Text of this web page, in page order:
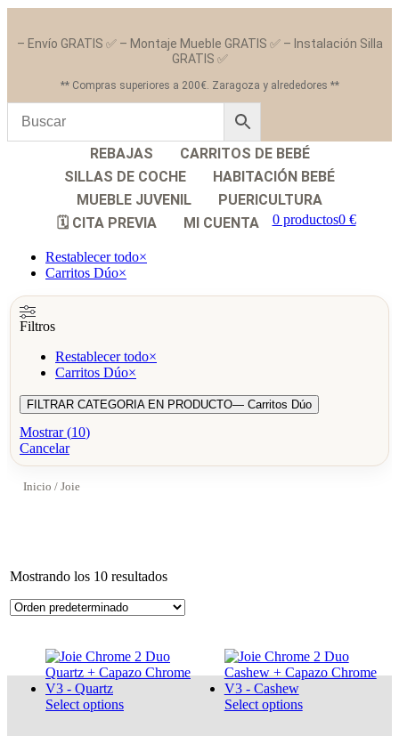
– Envío GRATIS ✅ – Montaje Mueble GRATIS ✅ – Instalación Silla
GRATIS ✅
** Compras superiores a 200€. Zaragoza y alrededores **
REBAJAS
CARRITOS DE BEBÉ
SILLAS DE COCHE
HABITACIÓN BEBÉ
MUEBLE JUVENIL
PUERICULTURA
🗓️ CITA PREVIA
MI CUENTA 0 productos0 €
Restablecer todo×
Carritos Dúo×
Filtros
Restablecer todo×
Carritos Dúo×
FILTRAR CATEGORIA EN PRODUCTO— Carritos Dúo
Mostrar(10)
Cancelar
Inicio / Joie
Mostrando los 10 resultados
Select options Select options